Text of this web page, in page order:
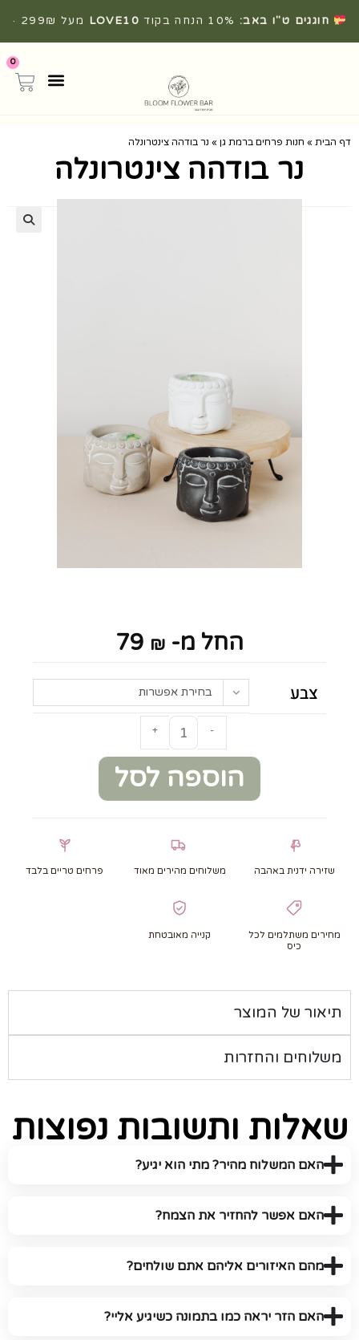
חוגגים ט"ו באב: LOVE10
מעל 299₪ ·
0
דף הבית » חנות פרחים ברמת גן » נר בודהה צינטרונלה
נר בודהה צינטרונלה
החל מ- 79 ₪
צבע בחירת אפשרות
-
+
הוספה לסל
שזירה ידנית באהבה משלוחים מהירים מאוד פרחים טריים בלבד
מחירים משתלמים לכל
כיס
קנייה מאובטחת
תיאור של המוצר
משלוחים והחזרות
שאלות ותשובות נפוצות
האם המשלוח מהיר? מתי הוא יגיע?
האם אפשר להחזיר את הצמח?
מהם האיזורים אליהם אתם שולחים?
האם הזר יראה כמו בתמונה כשיגיע אליי?